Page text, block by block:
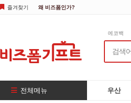
즐겨찾기 왜 비즈폼인가?
에코백
전체메뉴 우산